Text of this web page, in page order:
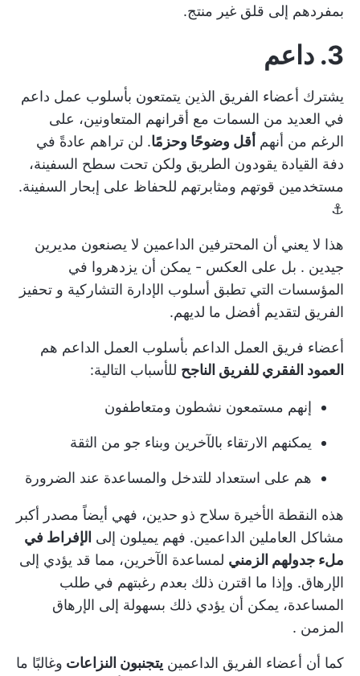
بمفردهم إلى قلق غير منتج.
3. داعم
يشترك أعضاء الفريق الذين يتمتعون بأسلوب عمل داعم
في العديد من السمات مع أقرانهم المتعاونين، على
الرغم من أنهم أقل وضوحًا وحزمًا. لن تراهم عادةً في
دفة القيادة يقودون الطريق ولكن تحت سطح السفينة،
مستخدمين قوتهم ومثابرتهم للحفاظ على إبحار السفينة.
⚓
هذا لا يعني أن المحترفين الداعمين لا يصنعون مديرين
جيدين . بل على العكس - يمكن أن يزدهروا في
المؤسسات التي تطبق أسلوب الإدارة التشاركية و تحفيز
الفريق لتقديم أفضل ما لديهم.
أعضاء فريق العمل الداعم بأسلوب العمل الداعم هم
العمود الفقري للفريق الناجح للأسباب التالية:
إنهم مستمعون نشطون ومتعاطفون
يمكنهم الارتقاء بالآخرين وبناء جو من الثقة
هم على استعداد للتدخل والمساعدة عند الضرورة
هذه النقطة الأخيرة سلاح ذو حدين، فهي أيضاً مصدر أكبر
مشاكل العاملين الداعمين. فهم يميلون إلى الإفراط في
ملء جدولهم الزمني لمساعدة الآخرين، مما قد يؤدي إلى
الإرهاق. وإذا ما اقترن ذلك بعدم رغبتهم في طلب
المساعدة، يمكن أن يؤدي ذلك بسهولة إلى الإرهاق
المزمن .
كما أن أعضاء الفريق الداعمين يتجنبون النزاعات وغالبًا ما